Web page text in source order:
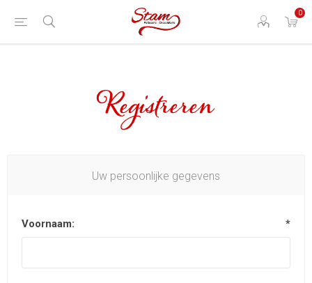
0
Registreren
Uw persoonlijke gegevens
Voornaam: *